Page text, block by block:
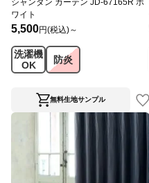
ワイト
5,500円(税込)～
洗濯機
OK
防炎
無料生地サンプル